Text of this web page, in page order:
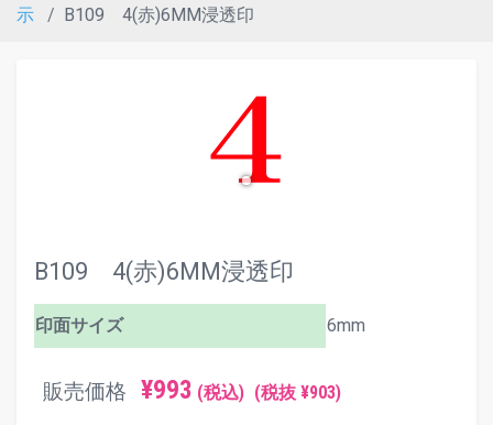
示
B109 4(赤)6MM浸透印
B109 4(赤)6MM浸透印
印面サイズ 6mm
販売価格 ¥993 (税込) (税抜 ¥903)